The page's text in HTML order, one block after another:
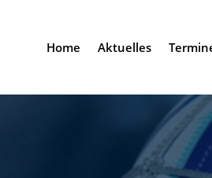
Home Aktuelles